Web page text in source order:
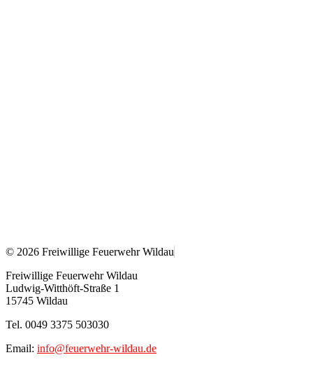
© 2026 Freiwillige Feuerwehr Wildau
Freiwillige Feuerwehr Wildau
Ludwig-Witthöft-Straße 1
15745 Wildau
Tel. 0049 3375 503030
Email: info@feuerwehr-wildau.de